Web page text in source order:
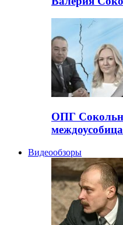
ОПГ
Видеообзоры